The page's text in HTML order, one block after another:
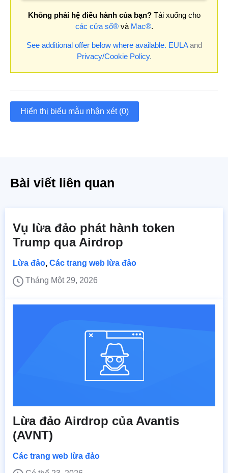
Không phải hệ điều hành của bạn?Tải xuống cho
các cửa sổ®và Mac®.
See additional offer below where available. EULAand
Privacy/Cookie Policy.
Hiển thị biểu mẫu nhận xét (0)
Bài viết liên quan
Vụ lừa đảo phát hành token
Trump qua Airdrop
Lừa đảo, Các trang web lừa đảo
Tháng Một 29, 2026
Lừa đảo Airdrop của Avantis
(AVNT)
Các trang web lừa đảo